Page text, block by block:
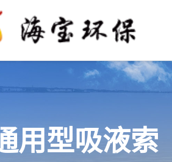
用型吸液索